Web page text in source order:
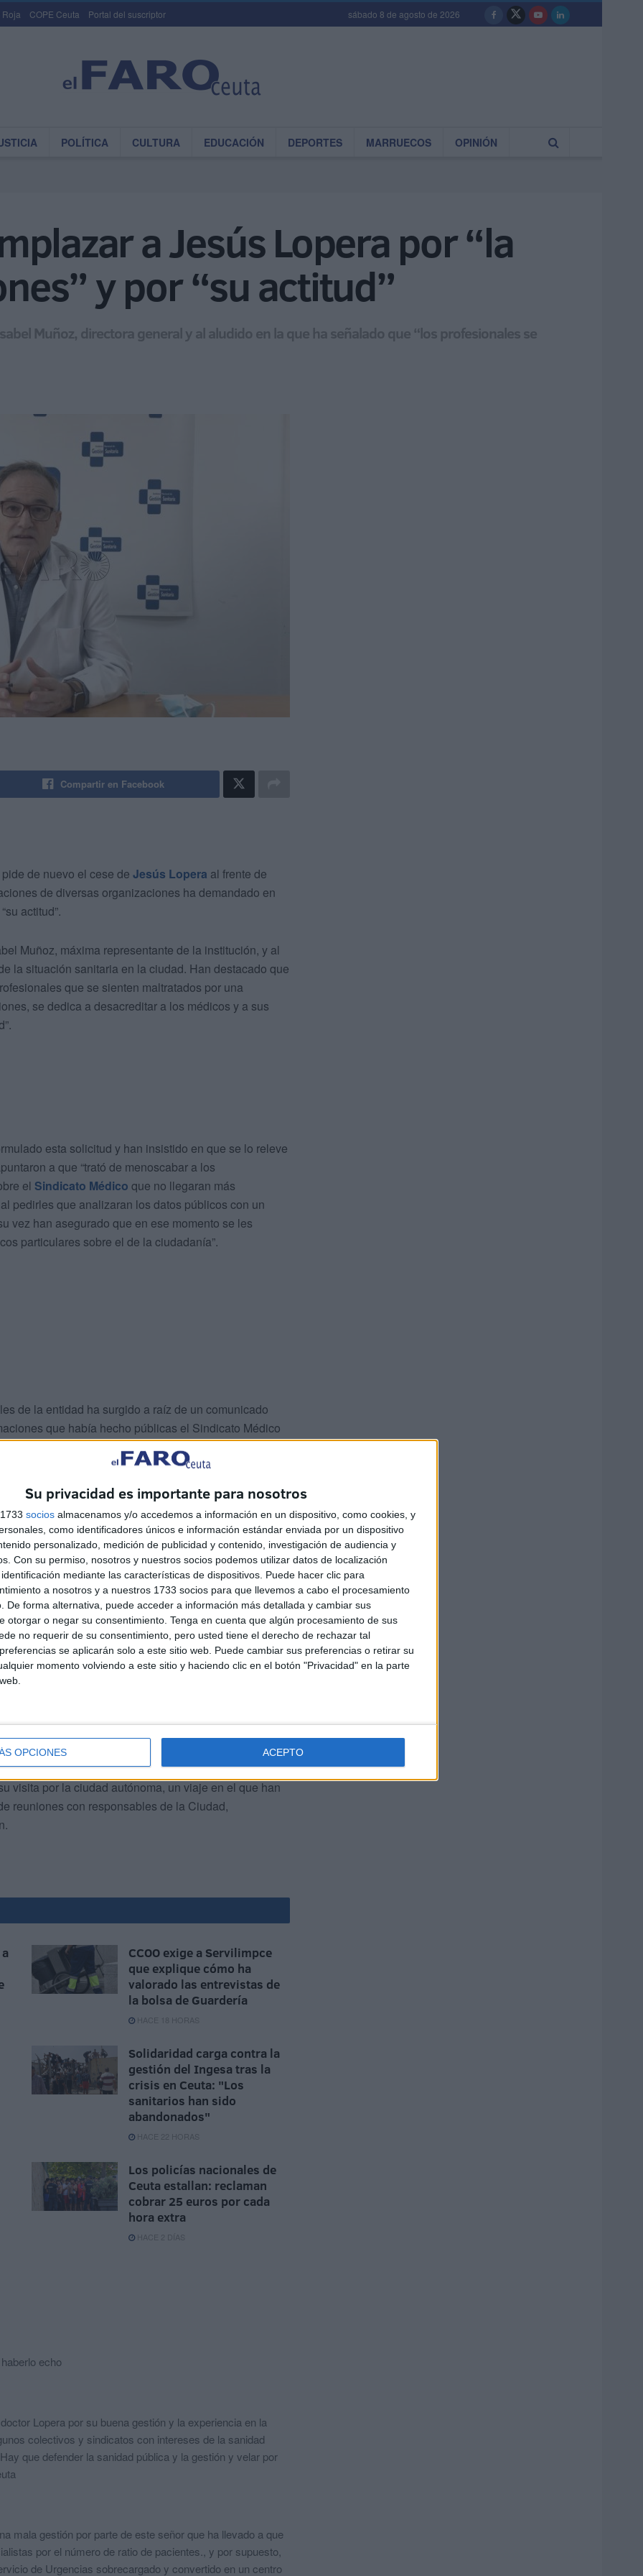
Su privacidad es importante para nosotros
socios almacenamos y/o accedemos a información en un dispositivo, como cookies, y
como identificadores únicos e información estándar enviada por un dispositivo
personalizado, medición de publicidad y contenido, investigación de audiencia y
Con su permiso, nosotros y nuestros socios podemos utilizar datos de localización
mediante las características de dispositivos. Puede hacer clic para
a nosotros y a nuestros 1733 socios para que llevemos a cabo el procesamiento
De forma alternativa, puede acceder a información más detallada y cambiar sus
otorgar o negar su consentimiento. Tenga en cuenta que algún procesamiento de sus
no requerir de su consentimiento, pero usted tiene el derecho de rechazar tal
se aplicarán solo a este sitio web. Puede cambiar sus preferencias o retirar su
momento volviendo a este sitio y haciendo clic en el botón "Privacidad" en la parte
OPCIONES ACEPTO
Roja COPE Ceuta Portal del suscriptor sábado 8 de agosto de 2026
POLÍTICA CULTURA EDUCACIÓN DEPORTES MARRUECOS OPINIÓN
a Jesús Lopera por “la
y por “su actitud”
Muñoz, directora general y al aludido en la que ha señalado que “los profesionales se
Compartir en Facebook
de nuevo el cese de Jesús Lopera al frente de
de diversas organizaciones ha demandado en
actitud”.
Muñoz, máxima representante de la institución, y al
la situación sanitaria en la ciudad. Han destacado que
que se sienten maltratados por una
se dedica a desacreditar a los médicos y a sus
esta solicitud y han insistido en que se lo releve
a que “trató de menoscabar a los
el Sindicato Médico que no llegaran más
pedirles que analizaran los datos públicos con un
vez han asegurado que en ese momento se les
particulares sobre el de la ciudadanía”.
de la entidad ha surgido a raíz de un comunicado
que había hecho públicas el Sindicato Médico
radiodiagnóstico en el HUCE”.
finalmente la organización a título nacional tras la
secretario general. La confederación estima que
en “no contrastar los datos” y que, por ello, a
viendo mermadas sus condiciones laborales
la mayor calidad asistencial posible para los
visita por la ciudad autónoma, un viaje en el que han
reuniones con responsables de la Ciudad,
CCOO exige a Servilimpce
que explique cómo ha
valorado las entrevistas de
la bolsa de Guardería
HACE 18 HORAS
Solidaridad carga contra la
gestión del Ingesa tras la
crisis en Ceuta: "Los
sanitarios han sido
abandonados"
HACE 22 HORAS
Los policías nacionales de
Ceuta estallan: reclaman
cobrar 25 euros por cada
hora extra
HACE 2 DÍAS
echo
Lopera por su buena gestión y la experiencia en la
colectivos y sindicatos con intereses de la sanidad
que defender la sanidad pública y la gestión y velar por
mala gestión por parte de este señor que ha llevado a que
por el número de ratio de pacientes., y por supuesto,
de Urgencias sobrecargado y convertido en un centro